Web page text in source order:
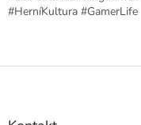
#HerníKultura #GamerLife
Z